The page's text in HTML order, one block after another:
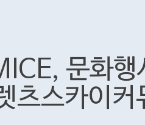
문화
츠스카이